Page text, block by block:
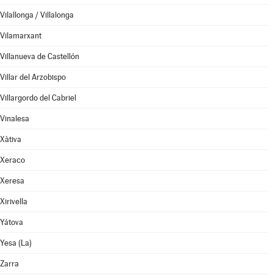
Vilallonga / Villalonga
Vilamarxant
Villanueva de Castellón
Villar del Arzobispo
Villargordo del Cabriel
Vinalesa
Xàtiva
Xeraco
Xeresa
Xirivella
Yátova
Yesa (La)
Zarra